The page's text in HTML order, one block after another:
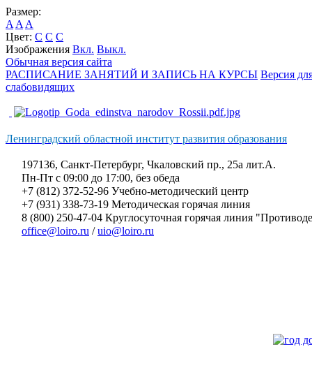
Размер:
A A A
Цвет: C C C
Изображения Вкл. Выкл.
Обычная версия сайта
РАСПИСАНИЕ ЗАНЯТИЙ И ЗАПИСЬ НА КУРСЫ Версия
слабовидящих
Ленинградский областной институт развития образования
197136, Санкт-Петербург, Чкаловский пр., 25а лит.А.
Пн-Пт с 09:00 до 17:00, без обеда
+7 (812) 372-52-96 Учебно-методический центр
+7 (931) 338-73-19 Методическая горячая линия
8 (800) 250-47-04 Круглосуточная горячая линия
office@loiro.ru /uio@loiro.ru